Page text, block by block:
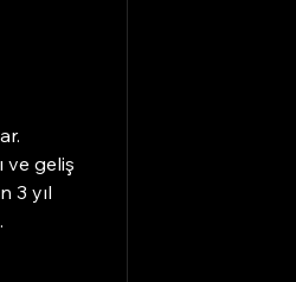
ve geliş
3 yıl